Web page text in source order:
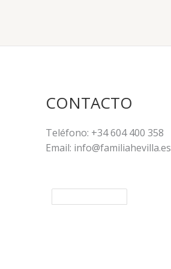
CONTACTO
Teléfono: +34 604 400 358
Email: info@familiahevilla.es